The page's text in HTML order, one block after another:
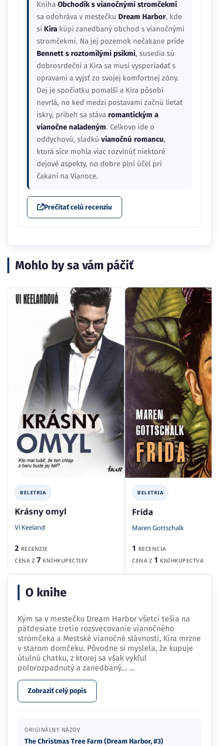
Kniha Obchodík s vianočnými stromčekmi
sa odohráva v mestečku Dream Harbor, kde
si Kira kúpi zanedbaný obchod s vianočnými
stromčekmi. Na jej pozemok nečakane príde
Bennett s roztomilými psíkmi, susedia sú
dobrosrdeční a Kira sa musí vysporiadať s
opravami a vyjsť zo svojej komfortnej zóny.
Dej je spočiatku pomalší a Kira pôsobí
nevrlá, no keď medzi postavami začnú lietať
iskry, príbeh sa stáva romantickým a
vianočne naladeným. Celkovo ide o
oddychovú, sladkú vianočnú romancu,
ktorá síce mohla viac rozvinúť niektoré
dejové aspekty, no dobre plní účel pri
čakaní na Vianoce.
Prečítať celú recenziu
Mohlo by sa vám páčiť
BELETRIA
Krásny omyl
Vi Keeland
2 RECENZIE
CENA Z 7 KNÍHKUPECTIEV
BELETRIA
Frida
Maren Gottschalk
1 RECENCIA
CENA Z 1 KNÍHKUPECTVA
O knihe
Kým sa v mestečku Dream Harbor všetci tešia na
päťdesiate tretie rozsvecovanie vianočného
stromčeka a Mestské vianočné slávnosti, Kira mrzne
v starom domčeku. Pôvodne si myslela, že kupuje
útulnú chatku, z ktorej sa však vykľul
polorozpadnutý a zanedbaný… ...
Zobraziť celý popis
ORIGINÁLNY NÁZOV
The Christmas Tree Farm (Dream Harbor, #3)